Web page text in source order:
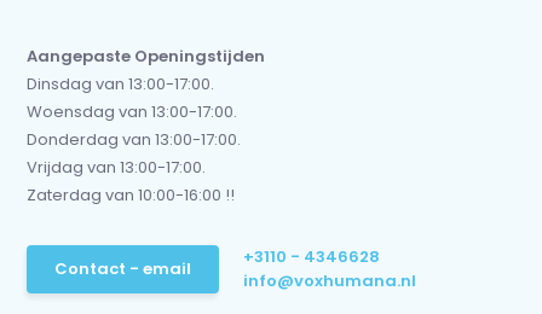
Aangepaste Openingstijden
Dinsdag van 13:00-17:00.
Woensdag van 13:00-17:00.
Donderdag van 13:00-17:00.
Vrijdag van 13:00-17:00.
Zaterdag van 10:00-16:00 !!
Contact - email
+3110 - 4346628
info@voxhumana.nl